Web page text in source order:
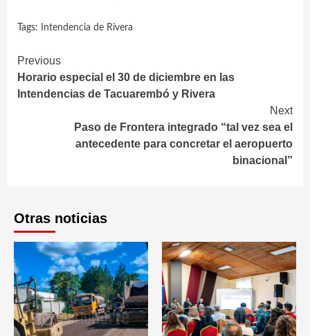
Tags: Intendencia de Rivera
Continue
Reading
Previous
Horario especial el 30 de diciembre en las
Intendencias de Tacuarembó y Rivera
Next
Paso de Frontera integrado “tal vez sea el
antecedente para concretar el aeropuerto
binacional”
Otras noticias